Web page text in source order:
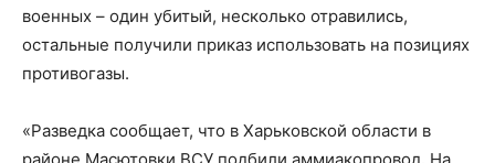
военных – один убитый, несколько отравились,
остальные получили приказ использовать на позициях
противогазы.
«Разведка сообщает, что в Харьковской области в